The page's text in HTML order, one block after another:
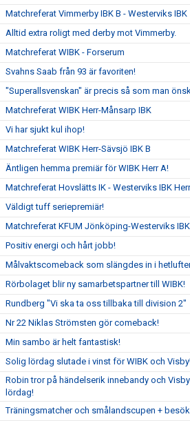
Matchreferat Vimmerby IBK B - Westerviks IBK
Alltid extra roligt med derby mot Vimmerby.
Matchreferat WIBK - Forserum
Svahns Saab från 93 är favoriten!
"Superallsvenskan" är precis så som man
Matchreferat WIBK Herr-Månsarp IBK
Vi har sjukt kul ihop!
Matchreferat WIBK Herr-Sävsjö IBK B
Äntligen hemma premiär för WIBK Herr A!
Matchreferat Hovslätts IK - Westerviks IBK Herr
Väldigt tuff seriepremiär!
Matchreferat KFUM Jönköping-Westerviks
Positiv energi och hårt jobb!
Målvaktscomeback som slängdes in i
Rörbolaget blir ny samarbetspartner till WIBK!
Rundberg "Vi ska ta oss tillbaka till division 2"
Nr 22 Niklas Strömsten gör comeback!
Min sambo är helt fantastisk!
Solig lördag slutade i vinst för WIBK och
Robin tror på händelserik innebandy och
lördag!
Träningsmatcher och smålandscupen +